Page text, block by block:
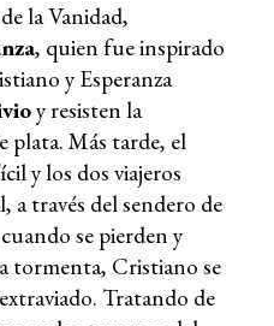
la Vanidad,
, quien fue inspirado
y Esperanza
y resisten la
plata. Más tarde, el
y los dos viajeros
través del sendero de
se pierden y
tormenta, Cristiano se
Tratando de